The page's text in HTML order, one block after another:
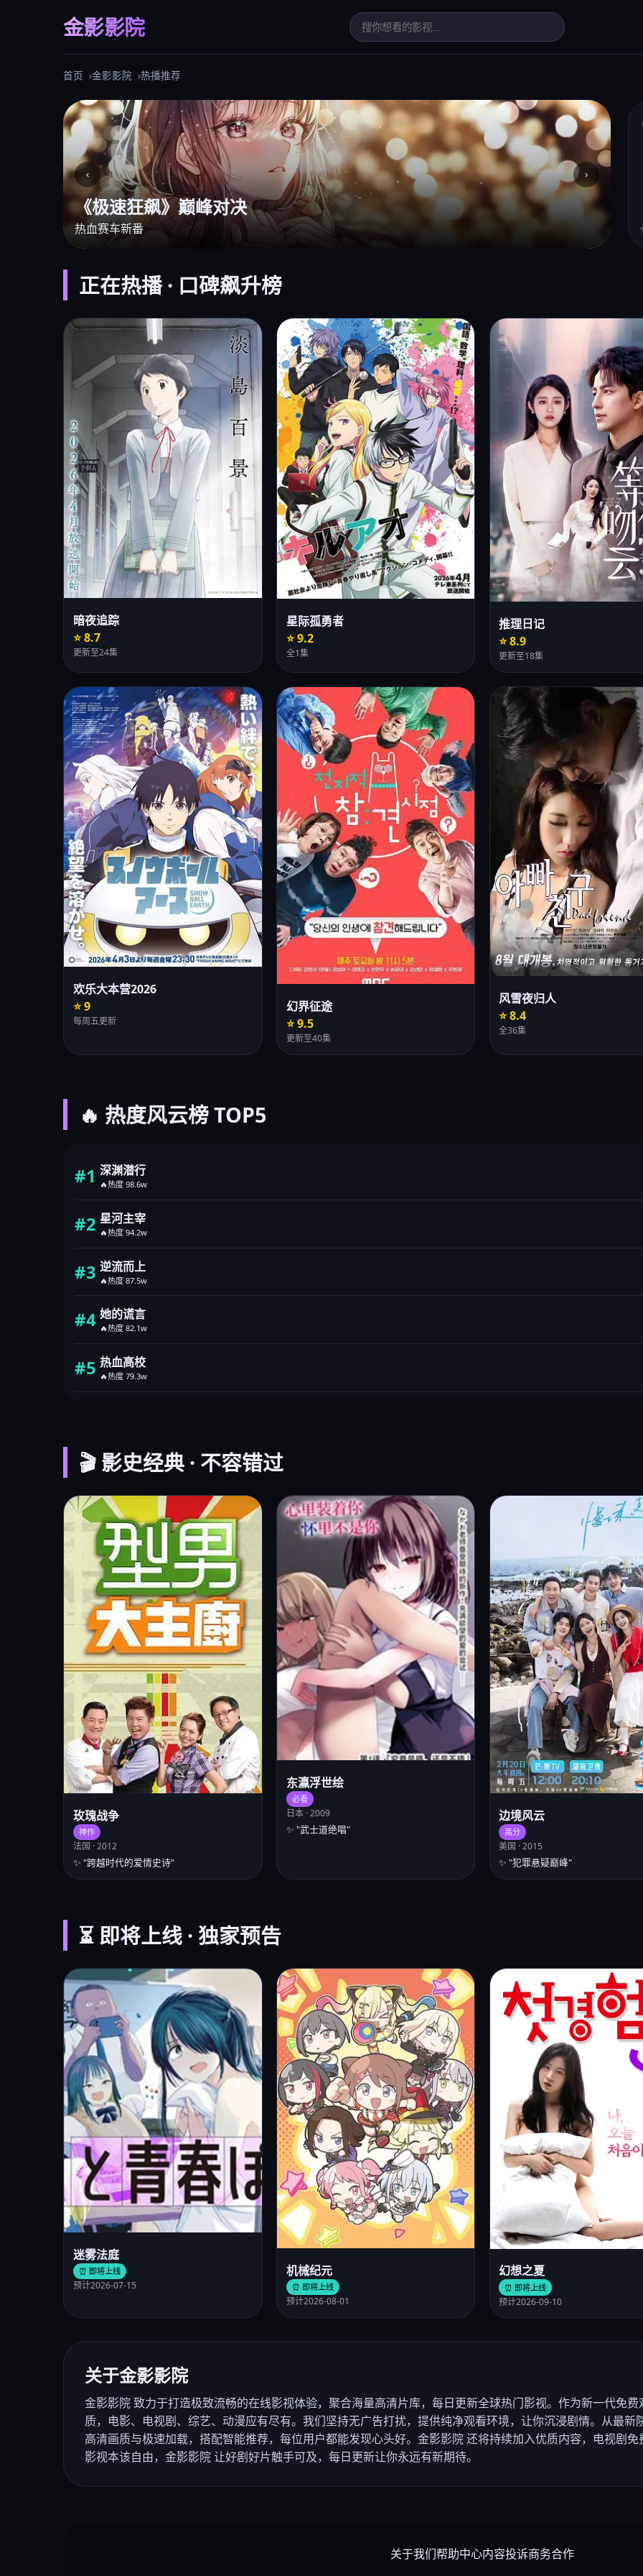
金影影院
首页 金影影院 热播推荐
仙侠大剧《苍兰仙境》
全网独播 周
‹ ›
正在热播 · 口碑飙升榜
暗夜追踪
⭐ 8.7
更新至24集
星际孤勇者
⭐ 9.2
全1集
推理日记
⭐ 8.9
更新至18集
欢乐大本营2026
⭐ 9
每周五更新
幻界征途
⭐ 9.5
更新至40集
风雪夜归人
⭐ 8.4
全36集
🔥 热度风云榜 TOP5
#1 深渊潜行
🔥热度 98.6w
#2 星河主宰
🔥热度 94.2w
#3 逆流而上
🔥热度 87.5w
#4 她的谎言
🔥热度 82.1w
#5 热血高校
🔥热度 79.3w
🎬 影史经典 · 不容错过
玫瑰战争
神作
法国 · 2012
✨ "跨越时代的爱情史诗"
东瀛浮世绘
必看
日本 · 2009
✨ "武士道绝唱"
边境风云
高分
美国 · 2015
✨ "犯罪悬疑巅峰"
⏳ 即将上线 · 独家预告
迷雾法庭
⏰ 即将上线
预计2026-07-15
机械纪元
⏰ 即将上线
预计2026-08-01
幻想之夏
⏰ 即将上线
预计2026-09-10
关于金影影院
金影影院 致力于打造极致流畅的在线影视体验，聚合海量高清片库，每日更新全球热门影视。作为新一代免
质，电影、电视剧、综艺、动漫应有尽有。我们坚持无广告打扰，提供纯净观看环境，让你沉浸剧情。从最
高清画质与极速加载，搭配智能推荐，每位用户都能发现心头好。金影影院 还将持续加入优质内容，电视剧
影视本该自由，金影影院 让好剧好片触手可及，每日更新让你永远有新期待。
关于我们帮助中心内容投诉商务合作